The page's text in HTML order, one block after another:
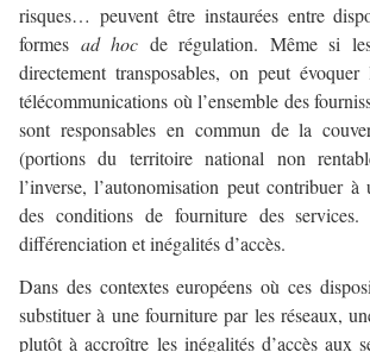
risques… peuvent être instaurées entre
formes ad hoc de régulation. Même si
directement transposables, on peut
télécommunications où l’ensemble des
sont responsables en commun de la
(portions du territoire national non
l’inverse, l’autonomisation peut contribuer
des conditions de fourniture des
différenciation et inégalités d’accès.
Dans des contextes européens où ces
substituer à une fourniture par les réseaux,
plutôt à accroître les inégalités d’accès aux